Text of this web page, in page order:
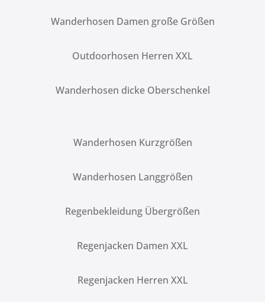
Wanderhosen Damen große Größen
Outdoorhosen Herren XXL
Wanderhosen dicke Oberschenkel
Wanderhosen Kurzgrößen
Wanderhosen Langgrößen
Regenbekleidung Übergrößen
Regenjacken Damen XXL
Regenjacken Herren XXL